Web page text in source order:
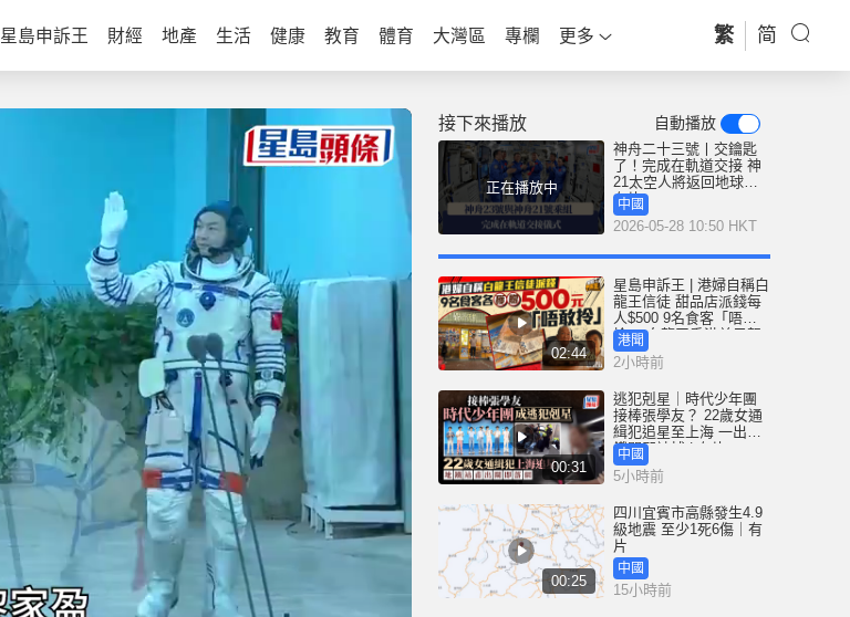
星島申訴王 財經 地產 生活 健康 教育 體育 大灣區 專欄 更多 繁 简
接下來播放 自動播放
正在播放中
神舟二十三號丨交鑰匙
了！完成在軌道交接 神
21太空人將返回地球｜
有片
中國
2026-05-28 10:50 HKT
02:44
星島申訴王 | 港婦自稱白
龍王信徒 甜品店派錢每
人$500 9名食客「唔敢
拎」 白龍王香港弟子親
解謎團
港聞
2小時前
00:31
逃犯剋星｜時代少年團
接棒張學友？ 22歲女通
緝犯追星至上海 一出地
鐵閘即被捕 | 有片
中國
5小時前
00:25
四川宜賓市高縣發生4.9
級地震 至少1死6傷｜有
片
中國
15小時前